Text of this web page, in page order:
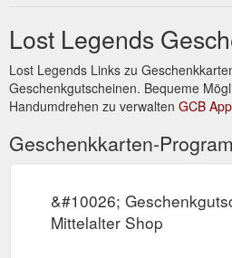
Lost Legends
Lost Legends Links zu
Geschenkgutscheinen. Bequeme
Handumdrehen zu verwalten GCB
Geschenkkarten-
&#10026;
Mittelalter Shop